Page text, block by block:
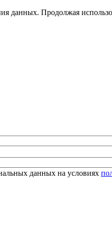
данных. Продолжая
данных на условиях